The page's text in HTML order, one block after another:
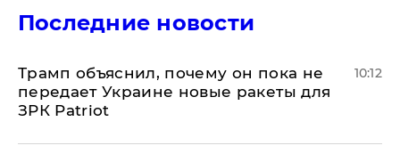
Последние новости
Трамп объяснил, почему он пока не
передает Украине новые ракеты для
ЗРК Patriot
10:12